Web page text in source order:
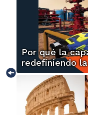
Por qué la
redefiniendo